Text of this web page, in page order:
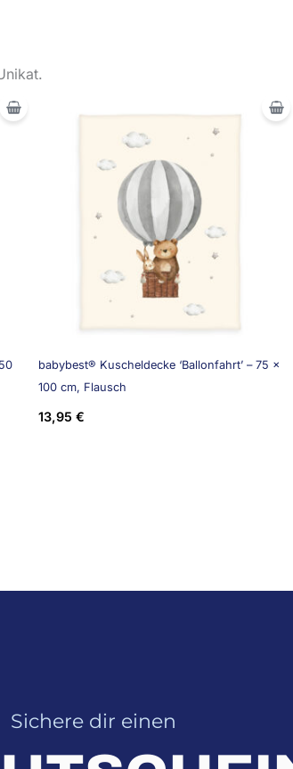
babybest® Kuscheldecke ‘Ballonfahrt’ – 75 x
100 cm, Flausch
13,95 €
Sichere dir einen